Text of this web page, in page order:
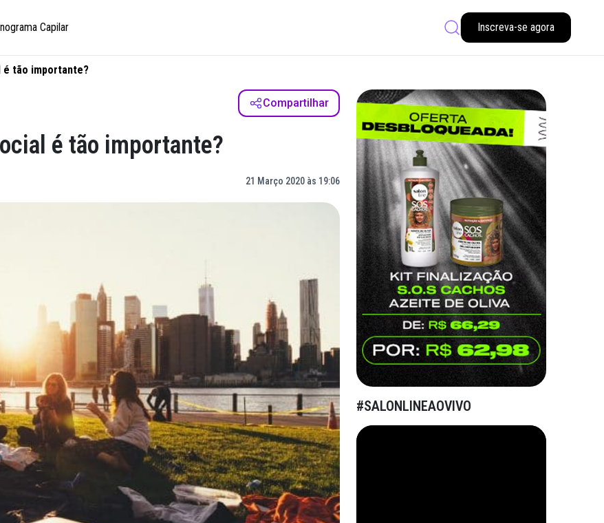
Capilar Inscreva-se agora
é tão importante?
Compartilhar
é tão importante?
21 Março 2020 às 19:06
#SALONLINEAOVIVO